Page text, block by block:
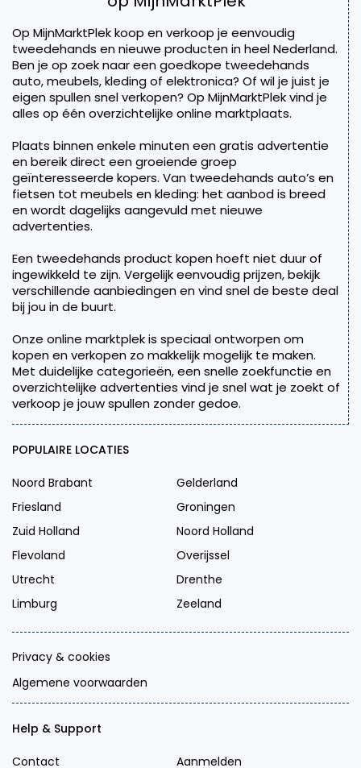
Op MijnMarktPlek koop en verkoop je eenvoudig
tweedehands en nieuwe producten in heel Nederland.
Ben je op zoek naar een goedkope tweedehands
auto, meubels, kleding of elektronica? Of wil je juist je
eigen spullen snel verkopen? Op MijnMarktPlek vind je
alles op één overzichtelijke online marktplaats.
Plaats binnen enkele minuten een gratis advertentie
en bereik direct een groeiende groep
geïnteresseerde kopers. Van tweedehands auto’s en
fietsen tot meubels en kleding: het aanbod is breed
en wordt dagelijks aangevuld met nieuwe
advertenties.
Een tweedehands product kopen hoeft niet duur of
ingewikkeld te zijn. Vergelijk eenvoudig prijzen, bekijk
verschillende aanbiedingen en vind snel de beste deal
bij jou in de buurt.
Onze online marktplek is speciaal ontworpen om
kopen en verkopen zo makkelijk mogelijk te maken.
Met duidelijke categorieën, een snelle zoekfunctie en
overzichtelijke advertenties vind je snel wat je zoekt of
verkoop je jouw spullen zonder gedoe.
POPULAIRE LOCATIES
Noord Brabant
Gelderland
Friesland
Groningen
Zuid Holland
Noord Holland
Flevoland
Overijssel
Utrecht
Drenthe
Limburg
Zeeland
Privacy & cookies
Algemene voorwaarden
Help & Support
Contact Aanmelden